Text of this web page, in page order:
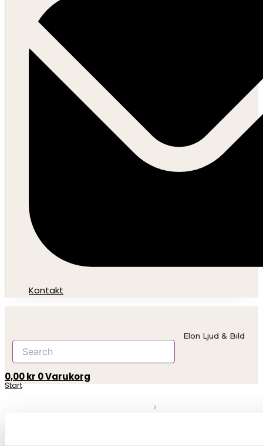
Kontakt
Elon Ljud & Bild
0,00kr 0Varukorg
Start
Reparationer